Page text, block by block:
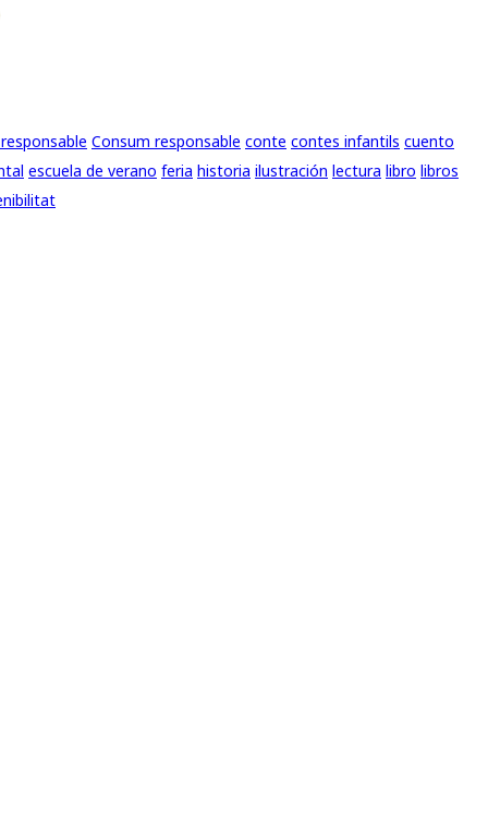
Consum responsable conte contes infantils cuento
escuela de verano feria historia ilustración lectura libro libros